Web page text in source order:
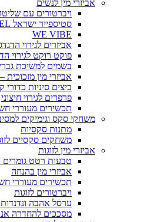
אביזרי מין לנשים
ויברטורים עם
סטיספייר ישראל SATISFYER IN ISRAEL
WE VIBE
אביזרים לגירוי
פוקט רוקט לגירוי
בשמים למשיכת
אביזרי מין מזכוכית
ביצים סיניות כדורי
פרפרים לגירוי חיצוני
תכשירים מעוררי
משחקי סקס וגימיקים
מתנות סקסיות
משחקים סקסיים
אביזרי מין לזוגות
טבעות רטט גומרים
אביזרי מין בהנחה
תכשירים מעוררי
ויברטורים לזוגות
ערסל אהבה
מסככים להחדרה